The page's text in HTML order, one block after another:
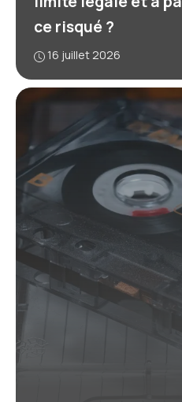
ce risqué ?
16 juillet 2026